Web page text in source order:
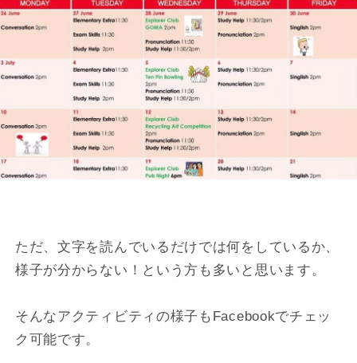
ただ、文字を読んでいるだけでは何をしているか、
様子が分からない！という方も多いと思います。
そんなアクティビティの様子もFacebookでチェッ
ク可能です。